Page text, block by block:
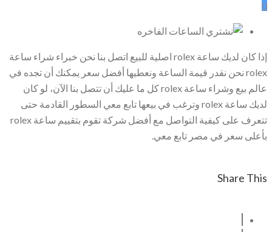
0
إذا كان لديك ساعة rolex اصلية للبيع اتصل بنا نحن خبراء شراء ساعة
rolex نحن نقدر قيمة الساعة ونعطيها أفضل سعر يمكنك أن تجده في
عالم بيع وشراء ساعة rolex كل ما عليك أن تتصل بنا الآن، لو كان
لديك ساعة rolex وترغب في بيعها تابع معي السطور القادمة حتى
تتعرف على كيفية التواصل مع أفضل شركة تقوم بتقييم ساعة rolex
بأعلى سعر في مصر تابع معي.
Share This